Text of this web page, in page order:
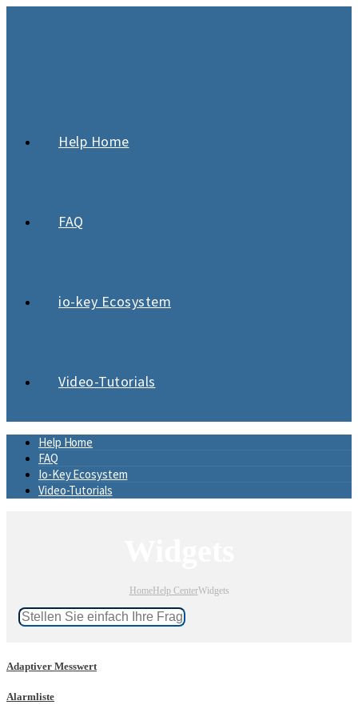
Help Home
FAQ
io-key Ecosystem
Video-Tutorials
Help Home
FAQ
Io-Key Ecosystem
Video-Tutorials
HomeHelp CenterWidgets
Adaptiver Messwert
Alarmliste